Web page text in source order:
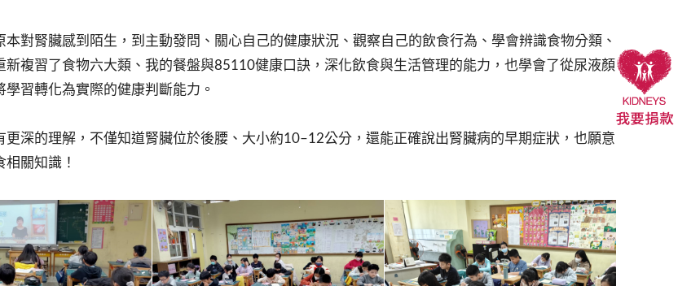
對腎臟感到陌生，到主動發問、關心自己的健康狀況、觀察自己的飲食行為、學會辨識食物分類、
複習了食物六大類、我的餐盤與85110健康口訣，深化飲食與生活管理的能力，也學會了從尿液顏
習轉化為實際的健康判斷能力。
深的理解，不僅知道腎臟位於後腰、大小約10–12公分，還能正確說出腎臟病的早期症狀，也願意
關知識！